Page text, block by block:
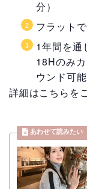
分）
フラット
1年間を通
18Hのみ
ウンド可能
詳細はこちらを